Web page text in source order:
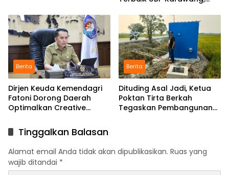
Tak Mengenal Usia
Berita
Dirjen Keuda Kemendagri
Fatoni Dorong Daerah
Optimalkan Creative
Berita
Dituding Asal Jadi, Ketua
Poktan Tirta Berkah
Tegaskan Pembangunan
Tinggalkan Balasan
Alamat email Anda tidak akan dipublikasikan. Ruas yang
wajib ditandai *